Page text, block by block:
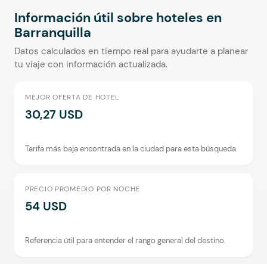
Información útil sobre hoteles en
Barranquilla
Datos calculados en tiempo real para ayudarte a planear
tu viaje con información actualizada.
MEJOR OFERTA DE HOTEL
30,27 USD
Tarifa más baja encontrada en la ciudad para esta búsqueda.
PRECIO PROMEDIO POR NOCHE
54 USD
Referencia útil para entender el rango general del destino.